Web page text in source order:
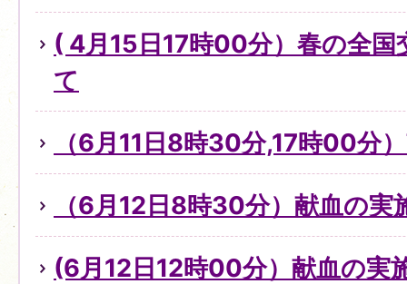
( 4月15日17時00分）春の全国
て
（6月11日8時30分,17時00分
（6月12日8時30分）献血の実
(6月12日12時00分）献血の実